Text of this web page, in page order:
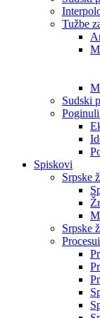
Tužbe
Sudski
Spiskovi
Srpske
Srpske